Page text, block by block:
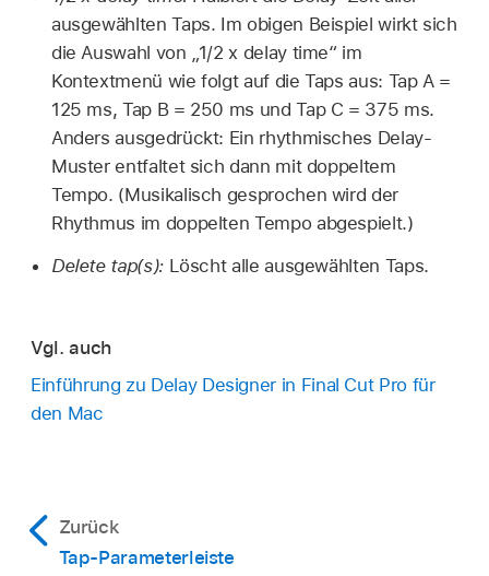
ausgewählten Taps. Im obigen Beispiel wirkt sich
die Auswahl von „1/2 x delay time“ im
Kontextmenü wie folgt auf die Taps aus: Tap A =
125 ms, Tap B = 250 ms und Tap C = 375 ms.
Anders ausgedrückt: Ein rhythmisches Delay-
Muster entfaltet sich dann mit doppeltem
Tempo. (Musikalisch gesprochen wird der
Rhythmus im doppelten Tempo abgespielt.)
Delete tap(s): Löscht alle ausgewählten Taps.
Vgl. auch
Einführung zu Delay Designer in Final Cut Pro für
den Mac
Zurück
Tap-Parameterleiste